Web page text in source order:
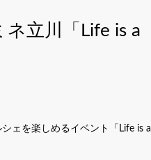
立川「Life is a
ェを楽しめるイベント「Life is a